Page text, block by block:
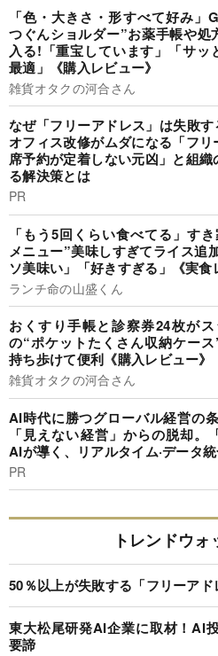
「色・大きさ・形すべて好み」
つぐんショルダー”お薬手帳や処
入る!「重宝しています」「サッ
最適」《購入レビュー》
雑貨オタクの河合さん
なぜ「フリーアドレス」は失敗
オフィス改修がムダになる「フ
席予約が定着しない元凶」と組
る解決策とは
PR
「もう5回くらい食べてる」す
メニュー”美味しすぎてライス追
ソ美味い」「好きすぎる」《実食
ランチ命の山盛くん
おくすり手帳と診察券24枚が
の“ポケットたくさん収納ケー
持ち歩けて便利《購入レビュー》
雑貨オタクの河合さん
AI時代に勝つグローバル経営の
「見えない経営」からの脱却。
AIが導く、リアルタイム·データ
PR
トレンドウォ
50％以上が失敗する「フリーア
東大松尾研発AI企業に取材！AI
要諦